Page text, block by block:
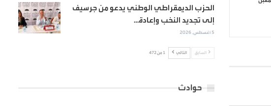
الحزب الديمقراطي الوطني يدعو من جرسيف
إلى تجديد النخب وإعادة…
5 أغسطس, 2026
السابق التالي 1 من 472
حوادث